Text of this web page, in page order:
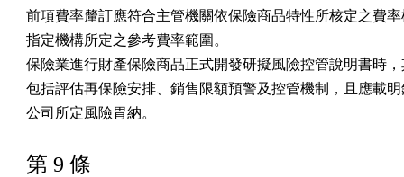
前項費率釐訂應符合主管機關依保險商品特性所核定之費
指定機構所定之參考費率範圍。
保險業進行財產保險商品正式開發研擬風險控管說明書時
包括評估再保險安排、銷售限額預警及控管機制，且應載
公司所定風險胃納。
第 9 條